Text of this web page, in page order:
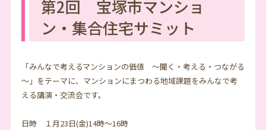
第2回 宝塚市マンショ
ン・集合住宅サミット
「みんなで考えるマンションの価値 ～聞く・考える・つながる
～」をテーマに、マンションにまつわる地域課題をみんなで考
える講演・交流会です。
日時 １月23日(金)14時～16時